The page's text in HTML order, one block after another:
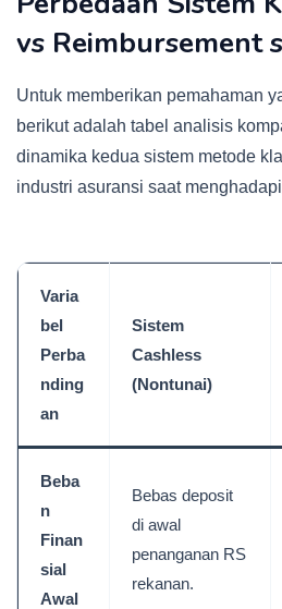
vs Reimbursement
Untuk memberikan pemahaman
berikut adalah tabel analisis
dinamika kedua sistem metode
industri asuransi saat
Varia
bel
Perba
nding
an
Sistem
Cashless
(Nontunai)
Beba
n
Finan
sial
Awal
Bebas deposit
di awal
penanganan RS
rekanan.